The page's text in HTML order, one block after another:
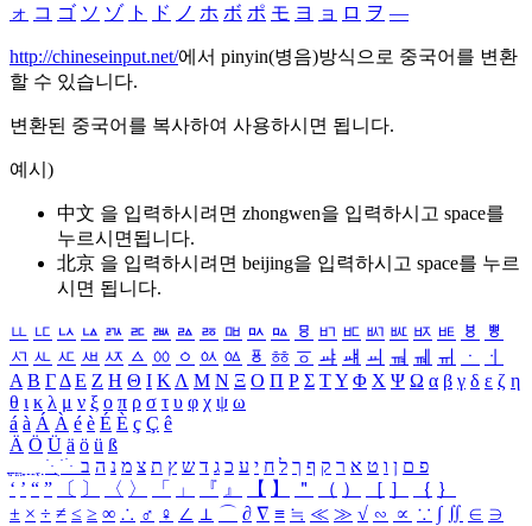
ォ コ ゴ ソ ゾ ト ド ノ ホ ボ ポ モ ヨ ョ ロ ヲ ―
http://chineseinput.net/에서 pinyin(병음)방식으로 중국어를 변환
할 수 있습니다.
변환된 중국어를 복사하여 사용하시면 됩니다.
예시)
中文 을 입력하시려면 zhongwen을 입력하시고 space를
누르시면됩니다.
北京 을 입력하시려면 beijing을 입력하시고 space를 누르
시면 됩니다.
ㅥ ㅦ ㅧ ㅨ ㅩ ㅪ ㅫ ㅬ ㅭ ㅮ ㅯ ㅰ ㅱ ㅲ ㅳ ㅴ ㅵ ㅶ ㅷ ㅸ
ㅹ
ㅺ ㅻ ㅼ ㅽ ㅾ ㅿ ㆀ ㆁ ㆂ ㆃ ㆄ ㆅ ㆆ ㆇ ㆈ ㆉ ㆊ ㆋ ㆌ ㆍ
ㆎ
Α Β ΓΔ Ε Ζ Η Θ Ι ΚΛ Μ Ν Ξ Ο Π Ρ Σ ΤΥ Φ Χ Ψ Ω α β γ δ ε ζ η
θ ι κ λ μ ν ξ ο π ρ σ τ υ φ χ ψ ω
á à Á À é è É È ç Ç ê
Ä Ö Ü ä ö ü ß
ִֶֹ ֻּ ׁׂ פ ם ן ו ט א ר ק ף ך ל ח י ע כ ג ד ש ץ ת צ מ נ ה ב
‘ ’ “ ” 〔 〕 〈 〉 「 」 『 』 【 】 ＂ （ ） ［ ］ ｛ ｝
± × ÷ ≠ ≤ ≥ ∞ ∴ ♂ ♀ ∠ ⊥ ⌒ ∂ ∇ ≡ ≒ ≪ ≫ √ ∽ ∝ ∵ ∫ ∬ ∈ ∋